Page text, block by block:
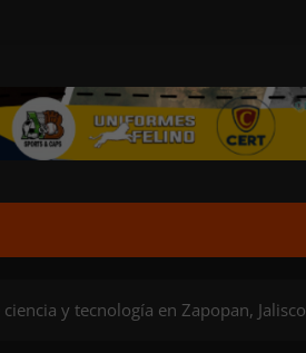
y tecnología en Zapopan, Jalisco